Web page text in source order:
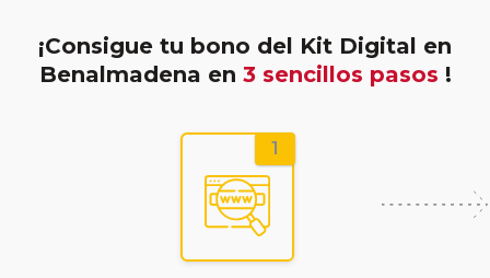
¡Consigue tu bono del Kit Digital en
Benalmadena en 3 sencillos pasos !
1